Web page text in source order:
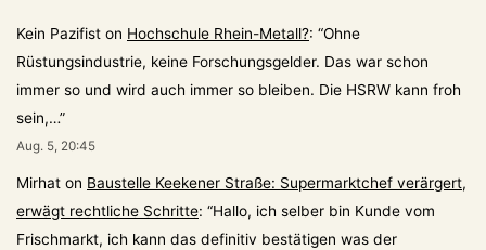
Kein Pazifist on Hochschule Rhein-Metall?: “Ohne
Rüstungsindustrie, keine Forschungsgelder. Das war schon
immer so und wird auch immer so bleiben. Die HSRW kann froh
sein,…”
Aug. 5, 20:45
Mirhat on Baustelle Keekener Straße: Supermarktchef verärgert,
erwägt rechtliche Schritte: “Hallo, ich selber bin Kunde vom
Frischmarkt, ich kann das definitiv bestätigen was der